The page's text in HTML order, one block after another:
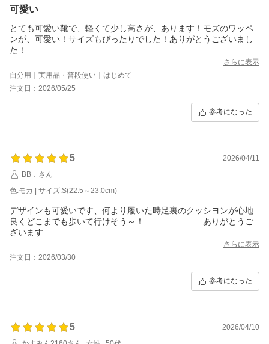
可愛い
とても可愛い靴で、軽くて少し高さが、あります！モズのワッペ
ンが、可愛い！サイズもぴったりでした！ありがとうございまし
た！
さらに表示
自分用｜実用品・普段使い｜はじめて
注文日：2026/05/25
参考になった
5
2026/04/11
BB．さん
色:モカ | サイズ:S(22.5～23.0cm)
デザインも可愛いです、何より履いた時足裏のクッシヨンが心地
良くどこまでも歩いて行けそう～！ ありがとうご
ざいます
さらに表示
注文日：2026/03/30
参考になった
5
2026/04/10